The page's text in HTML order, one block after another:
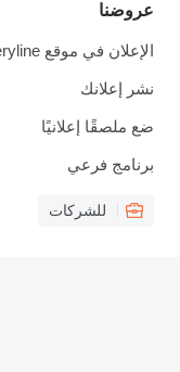
عروضنا
الإعلان في موقع Machineryline.
نشر إعلانك
ضع ملصقًا إعلانيًا
برنامج فرعي
للشركات